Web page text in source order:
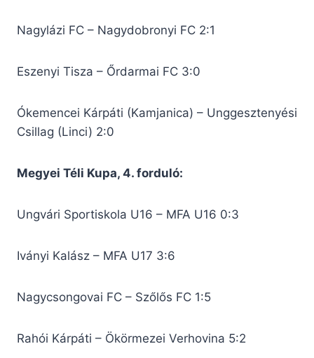
Nagylázi FC – Nagydobronyi FC 2:1
Eszenyi Tisza – Őrdarmai FC 3:0
Ókemencei Kárpáti (Kamjanica) – Unggesztenyési
Csillag (Linci) 2:0
Megyei Téli Kupa, 4. forduló:
Ungvári Sportiskola U16 – MFA U16 0:3
Iványi Kalász – MFA U17 3:6
Nagycsongovai FC – Szőlős FC 1:5
Rahói Kárpáti – Ökörmezei Verhovina 5:2